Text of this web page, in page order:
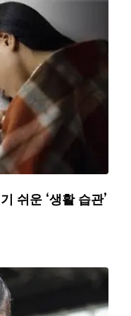
쉬운 ‘생활 습관’